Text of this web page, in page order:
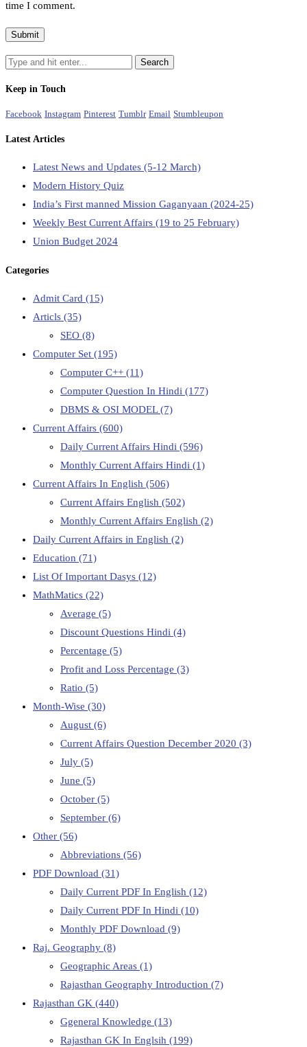
time I comment.
Keep in Touch
Facebook Instagram Pinterest Tumblr Email Stumbleupon
Latest Articles
Latest News and Updates (5-12 March)
Modern History Quiz
India’s First manned Mission Gaganyaan (2024-25)
Weekly Best Current Affairs (19 to 25 February)
Union Budget 2024
Categories
Admit Card (15)
Articls (35)
SEO (8)
Computer Set (195)
Computer C++ (11)
Computer Question In Hindi (177)
DBMS & OSI MODEL(7)
Current Affairs (600)
Daily Current Affairs Hindi (596)
Monthly Current Affairs Hindi (1)
Current Affairs In English (506)
Current Affairs English (502)
Monthly Current Affairs English (2)
Daily Current Affairs in English (2)
Education (71)
List Of Important Dasys (12)
MathMatics (22)
Average (5)
Discount Questions Hindi (4)
Percentage (5)
Profit and Loss Percentage (3)
Ratio (5)
Month-Wise (30)
August (6)
Current Affairs Question December 2020 (3)
July (5)
June (5)
October (5)
September (6)
Other (56)
Abbreviations (56)
PDF Download (31)
Daily Current PDF In English (12)
Daily Current PDF In Hindi (10)
Monthly PDF Download (9)
Raj. Geography (8)
Geographic Areas (1)
Rajasthan Geography Introduction (7)
Rajasthan GK (440)
Ggeneral Knowledge (13)
Rajasthan GK In Englsih (199)